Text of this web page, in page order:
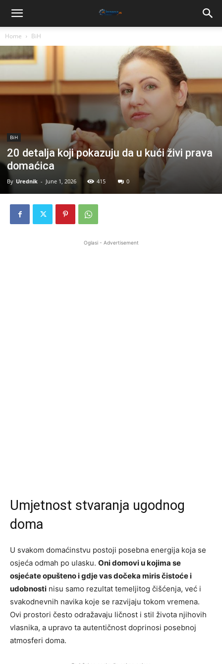
Home BiH
BiH
20 detalja koji pokazuju da u kući živi prava
domaćica
By Urednik - June 1, 2026 415 0
Oglasi - Advertisement
Umjetnost stvaranja ugodnog
doma
U svakom domaćinstvu postoji posebna energija koja se
osjeća odmah po ulasku. Oni domovi u kojima se
osjećate opušteno i gdje vas dočeka miris čistoće i
udobnosti nisu samo rezultat temeljitog čišćenja, već i
svakodnevnih navika koje se razvijaju tokom vremena.
Ovi prostori često odražavaju ličnost i stil života njihovih
vlasnika, a upravo ta autentičnost doprinosi posebnoj
atmosferi doma.